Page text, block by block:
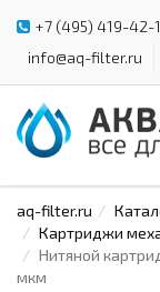
+7 (495) 419-42-
info@aq-filter.ru
aq-filter.ru
Картриджи
Нитяной
мкм